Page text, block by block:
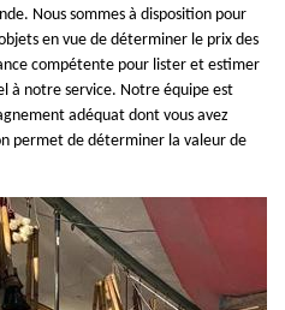
Nous sommes à disposition pour
en vue de déterminer le prix des
compétente pour lister et estimer
à notre service. Notre équipe est
adéquat dont vous avez
permet de déterminer la valeur de